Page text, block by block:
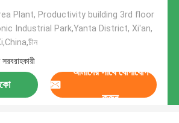
Plant, Productivity building 3rd floor
Industrial Park,Yanta District, Xi'an,
আমাদের সাথে যোগাযোগ
করুন